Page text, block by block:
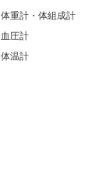
体重計・体組成計
血圧計
体温計